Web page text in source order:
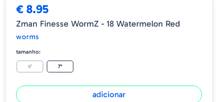
€ 8.95
Zman Finesse WormZ - 18 Watermelon Red
worms
tamanho:
4" 7"
adicionar